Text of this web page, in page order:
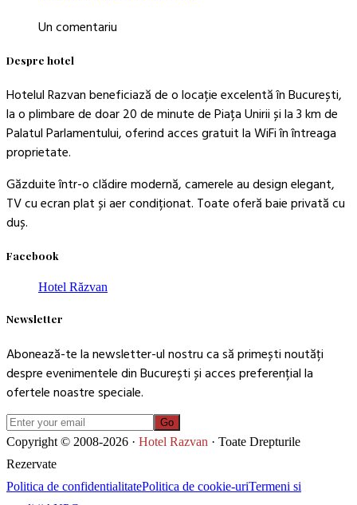
Un comentariu
Despre hotel
Hotelul Razvan beneficiază de o locație excelentă în București,
la o plimbare de doar 20 de minute de Piața Unirii și la 3 km de
Palatul Parlamentului, oferind acces gratuit la WiFi în întreaga
proprietate.
Găzduite într-o clădire modernă, camerele au design elegant,
TV cu ecran plat și aer condiționat. Toate oferă baie privată cu
duș.
Facebook
Hotel Răzvan
Newsletter
Abonează-te la newsletter-ul nostru ca să primești noutăți
despre evenimentele din București și acces preferențial la
ofertele noastre speciale.
Go
Copyright © 2008-2026 · Hotel Razvan · Toate Drepturile
Rezervate
Politica de confidentialitatePolitica de cookie-uriTermeni si